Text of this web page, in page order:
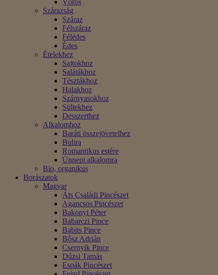
Szárazság
Száraz
Félszáraz
Félédes
Édes
Ételekhez
Sajtokhoz
Salátákhoz
Tésztákhoz
Halakhoz
Szárnyasokhoz
Sültekhez
Desszerthez
Alkalomhoz
Baráti összejövetelhez
Bulira
Romantikus estére
Ünnepi alkalomra
Bio, organikus
Borászatok
Magyar
Áts Családi Pincészet
Agancsos Pincészet
Bakonyi Péter
Babarczi Pince
Babits Pince
Bősz Adrián
Csernyik Pince
Dúzsi Tamás
Espák Pincészet